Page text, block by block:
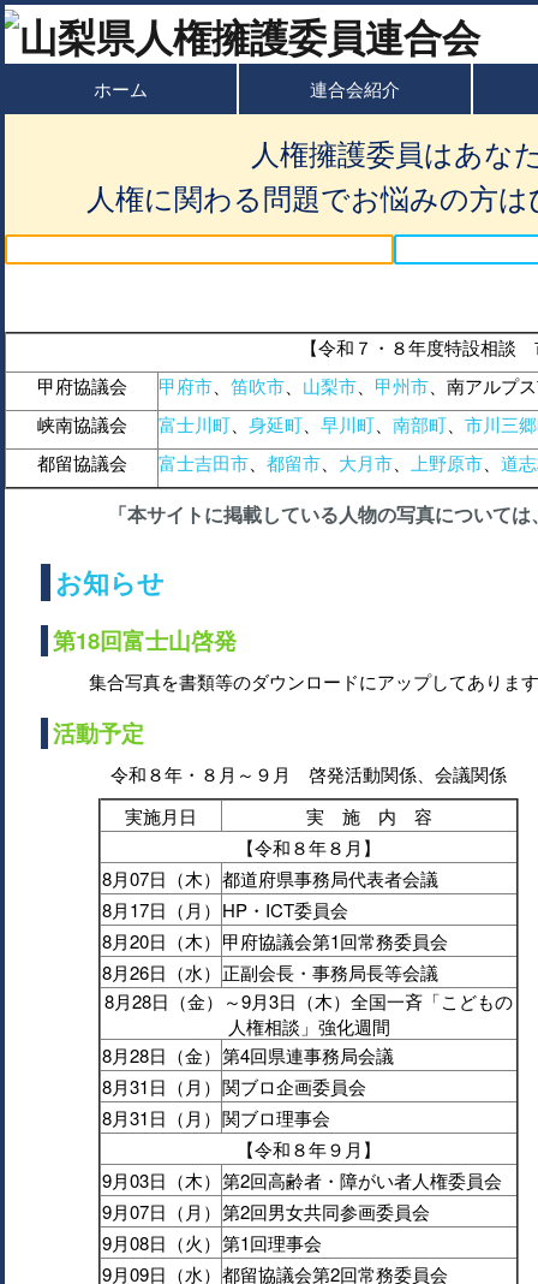
ホーム 連合会紹介
人権擁護委員はあな
人権に関わる問題でお悩みの方
【令和７・８年度特設相談
甲府協議会
甲府市 笛吹市 山梨市 甲州市 、南アルプ
峡南協議会
富士川町 身延町 早川町 南部町
市川三
都留協議会
富士吉田市 都留市 大月市 上野原市 道
「本サイトに掲載している人物の写真について
お知らせ
第18回富士山啓発
集合写真を書類等のダウンロードにアップしてありま
活動予定
令和８年・８月～９月 啓発活動関係、会議関係
実施月日
実 施 内 容
【令和８年８月】
8月07日（木） 都道府県事務局代表者会議
8月17日（月） HP・ICT委員会
8月20日（木） 甲府協議会第1回常務委員会
8月26日（水） 正副会長・事務局長等会議
8月28日（金）～9月3日（木）全国一斉「こどもの
人権相談」強化週間
8月28日（金） 第4回県連事務局会議
8月31日（月） 関ブロ企画委員会
8月31日（月） 関ブロ理事会
【令和８年９月】
9月03日（木） 第2回高齢者・障がい者人権委員会
9月07日（月） 第2回男女共同参画委員会
9月08日（火） 第1回理事会
9月09日（水） 都留協議会第2回常務委員会